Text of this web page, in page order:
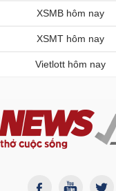
XSMB hôm nay
XSMT hôm nay
Vietlott hôm nay